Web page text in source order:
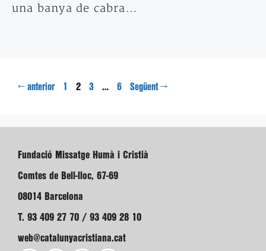
una banya de cabra…
← anterior PàginaPàgina
2 Pàgina
3 … Pàgina
6 Següent →
Fundació Missatge Humà i Cristià
Comtes de Bell-lloc, 67-69
08014 Barcelona
T. 93 409 27 70 / 93 409 28 10
web@catalunyacristiana.cat